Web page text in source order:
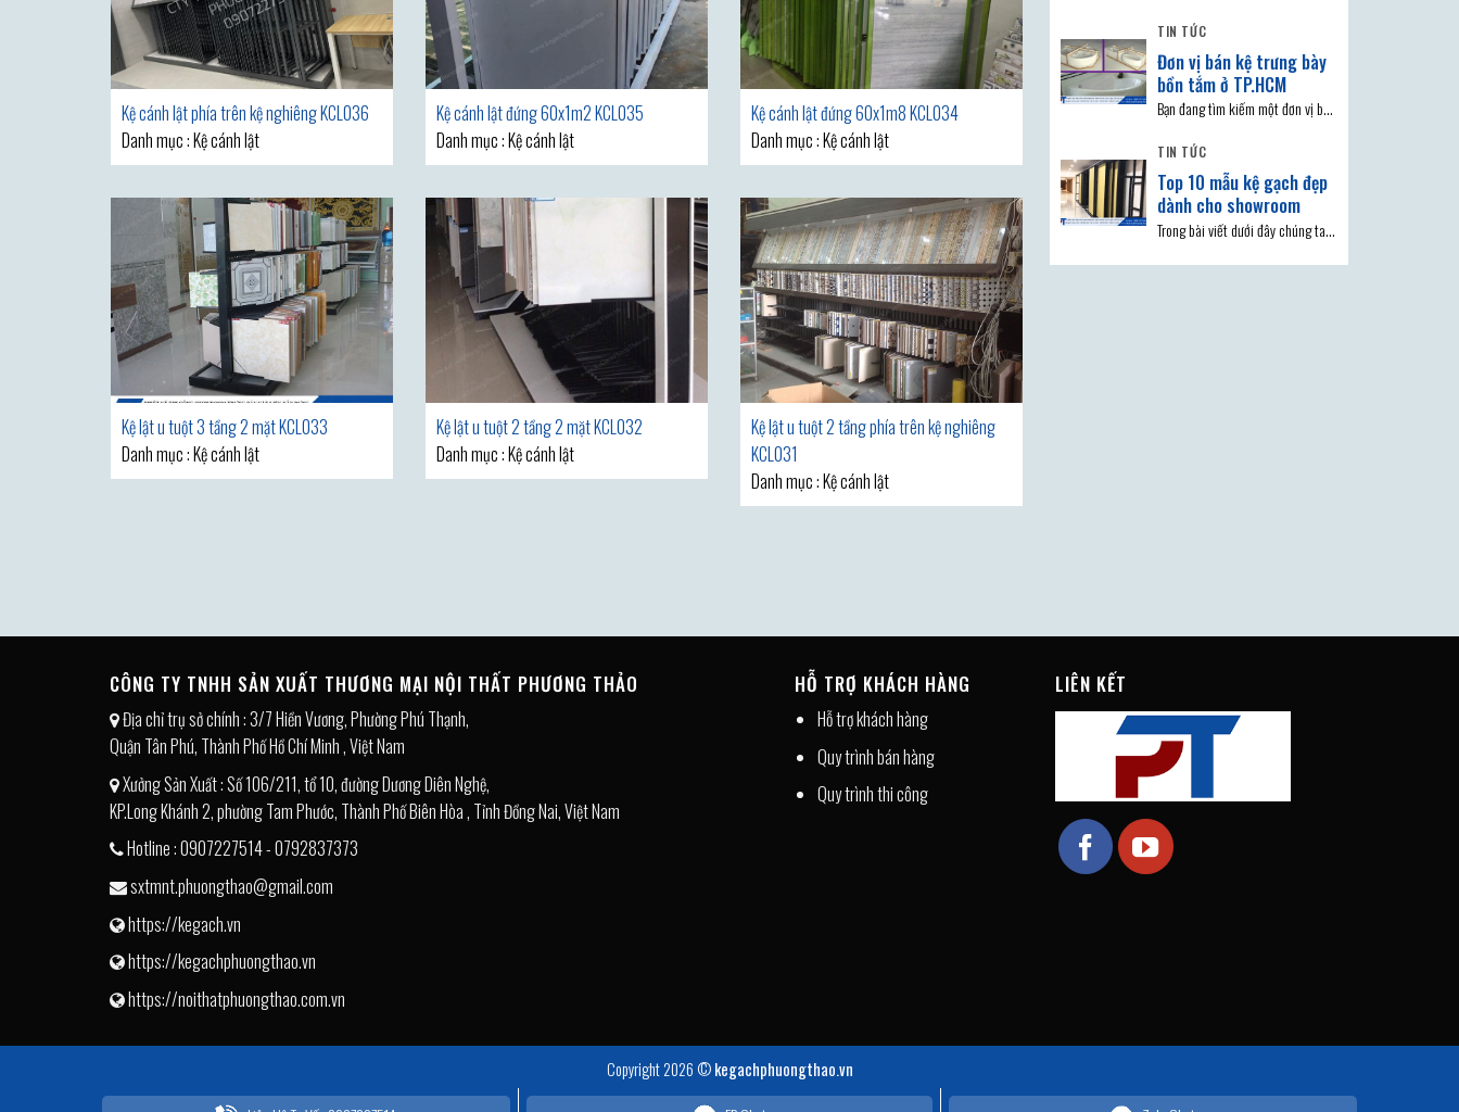
Kệ cánh lật phía trên kệ nghiêng KCL036
Danh mục : Kệ cánh lật
Kệ cánh lật đứng 60x1m2 KCL035
Danh mục : Kệ cánh lật
Kệ cánh lật đứng 60x1m8 KCL034
Danh mục : Kệ cánh lật
Kệ lật u tuột 3 tầng 2 mặt KCL033
Danh mục : Kệ cánh lật
Kệ lật u tuột 2 tầng 2 mặt KCL032
Danh mục : Kệ cánh lật
Kệ lật u tuột 2 tầng phía trên kệ nghiêng
KCL031
Danh mục : Kệ cánh lật
TIN TỨC
Đơn vị bán kệ trưng bày
bồn tắm ở TP.HCM
Bạn đang tìm kiếm một đơn vị bán
TIN TỨC
Top 10 mẫu kệ gạch đẹp
dành cho showroom
Trong bài viết dưới đây chúng ta
CÔNG TY TNHH SẢN XUẤT THƯƠNG MẠI NỘI THẤT PHƯƠNG THẢO
Địa chỉ trụ sở chính : 3/7 Hiền Vương, Phường Phú Thạnh,
Quận Tân Phú, Thành Phố Hồ Chí Minh , Việt Nam
Xưởng Sản Xuất : Số 106/211, tổ 10, đường Dương Diên Nghệ,
KP.Long Khánh 2, phường Tam Phước, Thành Phố Biên Hòa , Tỉnh Đồng Nai, Việt Nam
Hotline : 0907227514 - 0792837373
sxtmnt.phuongthao@gmail.com
https://kegach.vn
https://kegachphuongthao.vn
https://noithatphuongthao.com.vn
HỖ TRỢ KHÁCH HÀNG
Hỗ trợ khách hàng
Quy trình bán hàng
Quy trình thi công
LIÊN KẾT
Copyright 2026 ©kegachphuongthao.vn